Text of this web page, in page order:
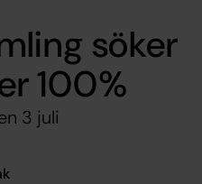
söker
100%
3 juli